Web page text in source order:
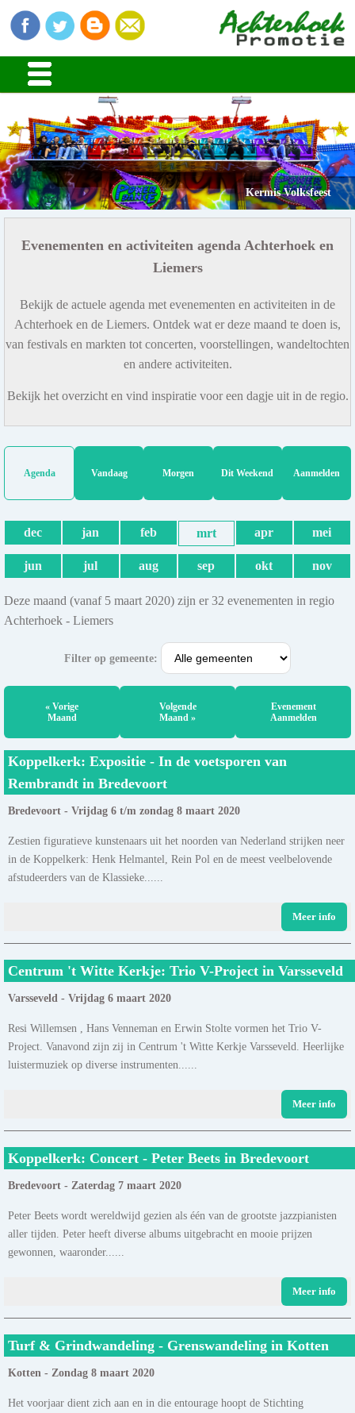
Kermis Volksfeest
Evenementen en activiteiten agenda Achterhoek en
Liemers
Bekijk de actuele agenda met evenementen en activiteiten in de
Achterhoek en de Liemers. Ontdek wat er deze maand te doen is,
van festivals en markten tot concerten, voorstellingen, wandeltochten
en andere activiteiten.
Bekijk het overzicht en vind inspiratie voor een dagje uit in de regio.
Agenda Vandaag Morgen Dit Weekend Aanmelden
dec jan feb mrt apr mei
jun jul aug sep okt nov
Deze maand (vanaf 5 maart 2020) zijn er 32 evenementen in regio
Achterhoek - Liemers
Filter op gemeente:
« Vorige
Maand
Volgende
Maand »
Evenement
Aanmelden
Koppelkerk: Expositie - In de voetsporen van
Rembrandt in Bredevoort
Bredevoort - Vrijdag 6 t/m zondag 8 maart 2020
Zestien figuratieve kunstenaars uit het noorden van Nederland strijken neer
in de Koppelkerk: Henk Helmantel, Rein Pol en de meest veelbelovende
afstudeerders van de Klassieke......
Meer info
Centrum 't Witte Kerkje: Trio V-Project in Varsseveld
Varsseveld - Vrijdag 6 maart 2020
Resi Willemsen , Hans Venneman en Erwin Stolte vormen het Trio V-
Project. Vanavond zijn zij in Centrum 't Witte Kerkje Varsseveld. Heerlijke
luistermuziek op diverse instrumenten......
Meer info
Koppelkerk: Concert - Peter Beets in Bredevoort
Bredevoort - Zaterdag 7 maart 2020
Peter Beets wordt wereldwijd gezien als één van de grootste jazzpianisten
aller tijden. Peter heeft diverse albums uitgebracht en mooie prijzen
gewonnen, waaronder......
Meer info
Turf & Grindwandeling - Grenswandeling in Kotten
Kotten - Zondag 8 maart 2020
Het voorjaar dient zich aan en in die entourage hoopt de Stichting